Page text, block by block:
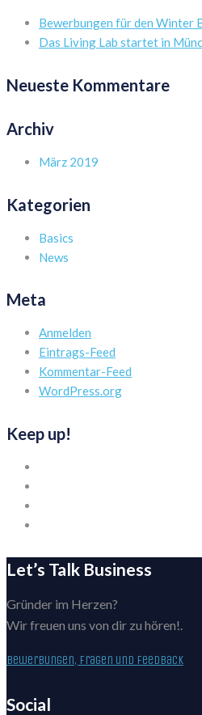
Bewerbungen für den
Das Living Lab startet in
Neueste Kommentare
Archiv
März 2019
Kategorien
Basics
News
Meta
Anmelden
Eintrags-Feed
Kommentar-Feed
WordPress.org
Keep up!
Let’s Talk Business
Gründer im Herzen?
Wir freuen uns von dir zu hören!.
Bewerbungen, Fragen und Feedback
Social